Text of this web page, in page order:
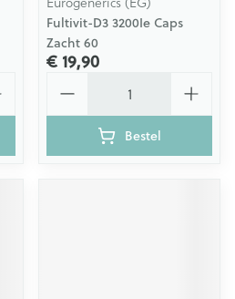
Fultivit-D3 3200Ie Caps
Zacht 60
€ 19,90
Bestel